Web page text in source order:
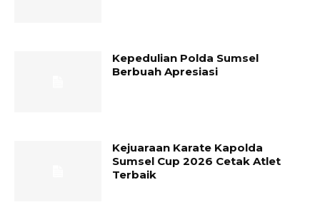
Kepedulian Polda Sumsel
Berbuah Apresiasi
Kejuaraan Karate Kapolda
Sumsel Cup 2026 Cetak Atlet
Terbaik